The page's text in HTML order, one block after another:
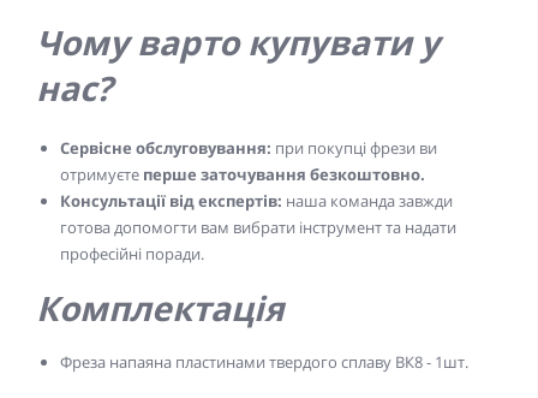
Чому варто купувати у
нас?
Сервісне обслуговування: при покупці фрези ви
отримуєте перше заточування безкоштовно.
Консультації від експертів: наша команда завжди
готова допомогти вам вибрати інструмент та надати
професійні поради.
Комплектація
Фреза напаяна пластинами твердого сплаву ВК8 - 1шт.